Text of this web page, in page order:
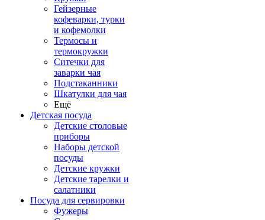
Гейзерные
кофеварки, турки
и кофемолки
Термосы и
термокружки
Ситечки для
заварки чая
Подстаканники
Шкатулки для чая
Ещё
Детская посуда
Детские столовые
приборы
Наборы детской
посуды
Детские кружки
Детские тарелки и
салатники
Посуда для сервировки
Фужеры